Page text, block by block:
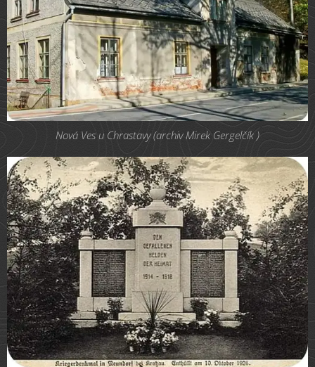
Nová Ves u Chrastavy (archiv Mirek Gergelčík )